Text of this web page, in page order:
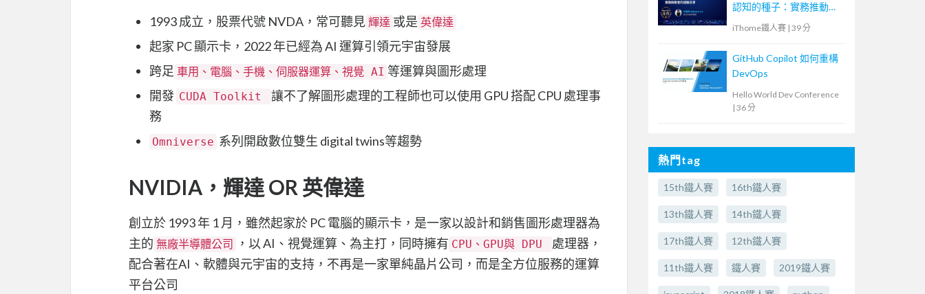
1993 成立，股票代號 NVDA，常可聽見 輝達 或是 英偉達
起家 PC 顯示卡，2022 年已經為 AI 運算引領元宇宙發展
跨足 車用、電腦、手機、伺服器運算、視覺 AI 等運算與圖形處理
開發 CUDA Toolkit
讓不了解圖形處理的工程師也可以使用 GPU 搭配 CPU 處理事
務
Omniverse 系列開啟數位雙生 digital twins等趨勢
NVIDIA，輝達 OR 英偉達
創立於 1993 年 1 月，雖然起家於 PC 電腦的顯示卡，是一家以設計和銷售圖形處理器為
主的 無廠半導體公司 ，以 AI、視覺運算、為主打，同時擁有 CPU、GPU與 DPU
處理器，
配合著在AI、軟體與元宇宙的支持，不再是一家單純晶片公司，而是全方位服務的運算
平台公司
認知的種子：實務推動者
的經驗分享
iThome鐵人賽 | 39 分
GitHub Copilot 如何重構
DevOps
Hello World Dev Conference
| 36 分
熱門tag
15th鐵人賽 16th鐵人賽
13th鐵人賽 14th鐵人賽
17th鐵人賽 12th鐵人賽
11th鐵人賽 鐵人賽 2019鐵人賽